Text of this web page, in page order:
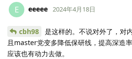
E eeeee 2024年4月18日
cbh98
是这样的。不说对外了，对
且master党变多降低保研线，提高深造
应该也有动力去做。